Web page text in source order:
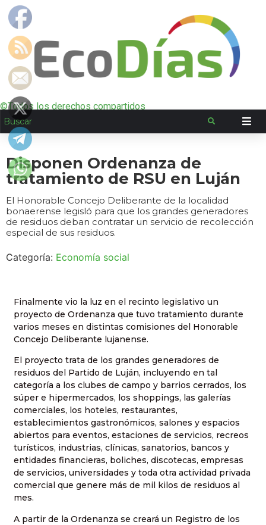
©Todos los derechos compartidos
Disponen Ordenanza de
tratamiento de RSU en Luján
El Honorable Concejo Deliberante de la localidad
bonaerense legisló para que los grandes generadores
de residuos deban contratar un servicio de recolección
especial de sus residuos.
Categoría: Economía social
Finalmente vio la luz en el recinto legislativo un
proyecto de Ordenanza que tuvo tratamiento durante
varios meses en distintas comisiones del Honorable
Concejo Deliberante lujanense.
El proyecto trata de los grandes generadores de
residuos del Partido de Luján, incluyendo en tal
categoría a los clubes de campo y barrios cerrados, los
súper e hipermercados, los shoppings, las galerías
comerciales, los hoteles, restaurantes,
establecimientos gastronómicos, salones y espacios
abiertos para eventos, estaciones de servicios, recreos
turísticos, industrias, clínicas, sanatorios, bancos y
entidades financieras, boliches, discotecas, empresas
de servicios, universidades y toda otra actividad privada
comercial que genere más de mil kilos de residuos al
mes.
A partir de la Ordenanza se creará un Registro de los